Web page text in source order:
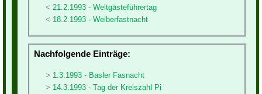
21.2.1993 - Weltgästeführertag
18.2.1993 - Weiberfastnacht
Nachfolgende Einträge:
1.3.1993 - Basler Fasnacht
14.3.1993 - Tag der Kreiszahl Pi